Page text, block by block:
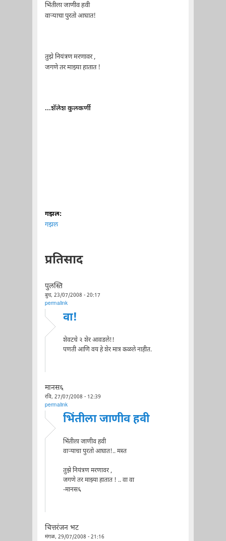
भिंतीला जाणीव हवी
वार्‍याचा पुरतो आघात!
तुझे नियंत्रण मरणावर ,
जगणे तर माझ्या हातात !
...शॅलेश कुलकर्णी
गझल:
गझल
प्रतिसाद
पुलस्ति
बुध, 23/07/2008 - 20:17
permalink
वा!
शेवटचे २ शेर आवडले!!
पणती आणि वय हे शेर मात्र कळले नाहीत.
मानस६
रवि, 27/07/2008 - 12:39
permalink
भिंतीला जाणीव हवी
भिंतीला जाणीव हवी
वार्‍याचा पुरतो आघात!.. मस्त
तुझे नियंत्रण मरणावर ,
जगणे तर माझ्या हातात ! .. वा वा
-मानस६
चित्तरंजन भट
मंगळ, 29/07/2008 - 21:16